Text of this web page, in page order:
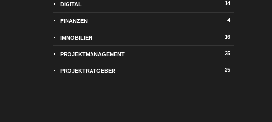
DIGITAL 14
FINANZEN 4
IMMOBILIEN 16
PROJEKTMANAGEMENT 25
PROJEKTRATGEBER 25